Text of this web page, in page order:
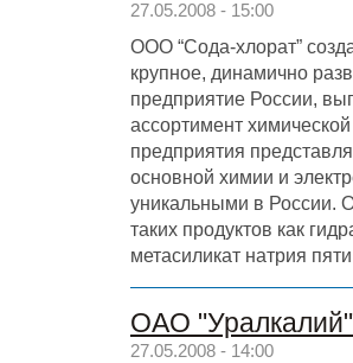
27.05.2008 - 15:00
ООО “Сода-хлорат”
крупное, динамично
предприятие России,
ассортимент
предприятия
основной химии и
уникальными в России.
таких продуктов как
метасиликат натрия
ОАО "Уралкалий"
27.05.2008 - 14:00